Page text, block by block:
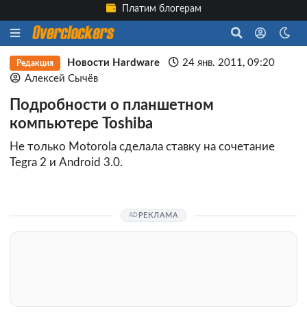
Платим блогерам
Редакция Новости Hardware
24 янв. 2011, 09:20
Алексей Сычёв
Подробности о планшетном
компьютере Toshiba
Не только Motorola сделала ставку на сочетание
Tegra 2 и Android 3.0.
РЕКЛАМА